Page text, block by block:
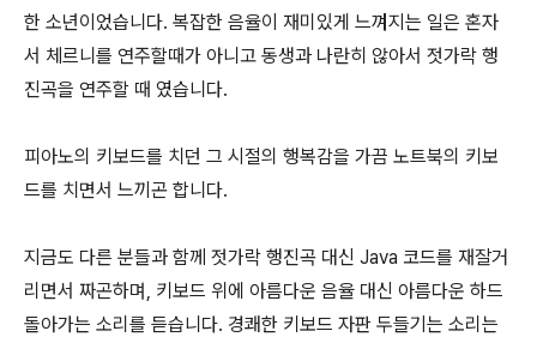
한 소년이었습니다. 복잡한 음율이 재미있게 느껴지는 일은 혼자
서 체르니를 연주할때가 아니고 동생과 나란히 않아서 젓가락 행
진곡을 연주할 때 였습니다.
피아노의 키보드를 치던 그 시절의 행복감을 가끔 노트북의 키보
드를 치면서 느끼곤 합니다.
지금도 다른 분들과 함께 젓가락 행진곡 대신 Java 코드를 재잘거
리면서 짜곤하며, 키보드 위에 아름다운 음율 대신 아름다운 하드
돌아가는 소리를 듣습니다. 경쾌한 키보드 자판 두들기는 소리는